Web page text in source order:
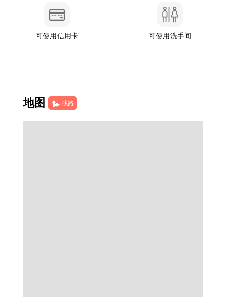
可使用信用卡 可使用洗手间
地图 找路